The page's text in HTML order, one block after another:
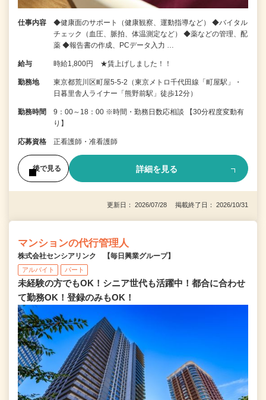
仕事内容
◆健康面のサポート（健康観察、運動指導など） ◆バイタル
チェック（血圧、脈拍、体温測定など） ◆薬などの管理、配
薬 ◆報告書の作成、PCデータ入力 …
給与 時給1,800円 ★賃上げしました！！
勤務地
東京都荒川区町屋5-5-2（東京メトロ千代田線「町屋駅」・
日暮里舎人ライナー「熊野前駅」徒歩12分）
勤務時間
9：00～18：00 ※時間・勤務日数応相談 【30分程度変動有
り】
応募資格 正看護師・准看護師
後で見る 詳細を見る
更新日： 2026/07/28 掲載終了日： 2026/10/31
マンションの代行管理人
株式会社センシアリンク 【毎日興業グループ】
アルバイト パート
未経験の方でもOK！シニア世代も活躍中！都合に合わせ
て勤務OK！登録のみもOK！